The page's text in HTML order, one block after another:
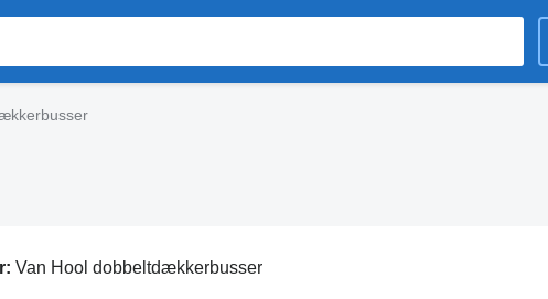
Van Hool dobbeltdækkerbusser